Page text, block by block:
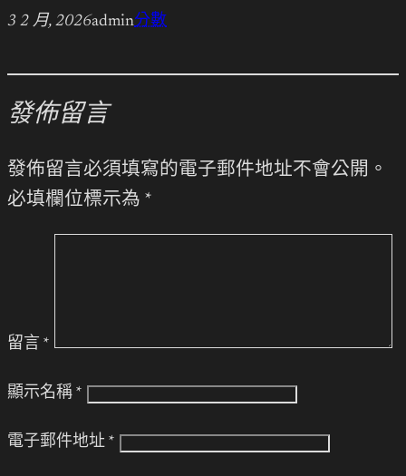
3 2 月, 2026admin分數
發佈留言
發佈留言必須填寫的電子郵件地址不會公開。
必填欄位標示為 *
留言 *
顯示名稱 *
電子郵件地址 *